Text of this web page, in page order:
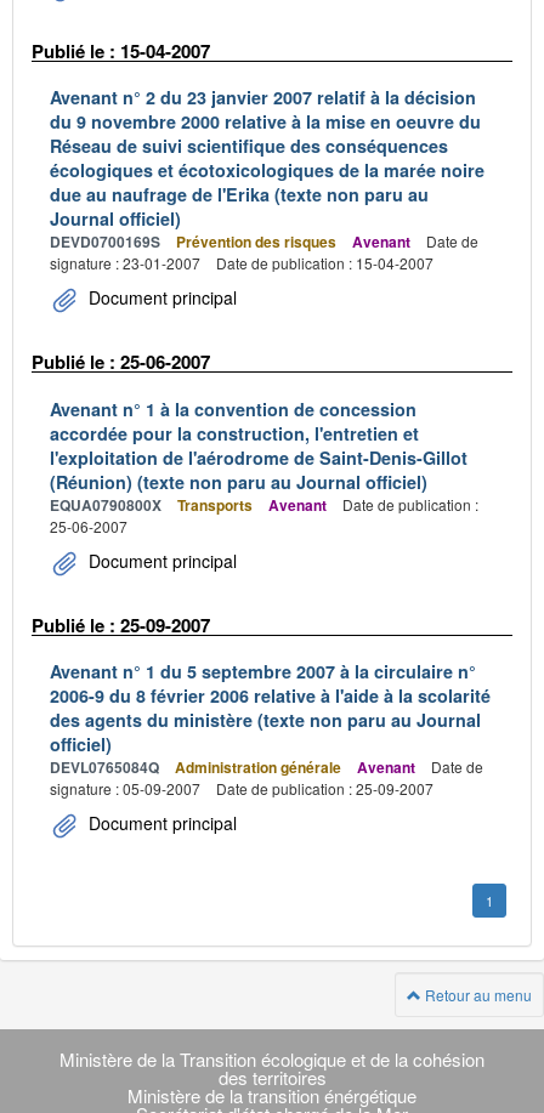
Publié le : 15-04-2007
Avenant n° 2 du 23 janvier 2007 relatif à la décision
du 9 novembre 2000 relative à la mise en oeuvre du
Réseau de suivi scientifique des conséquences
écologiques et écotoxicologiques de la marée noire
due au naufrage de l'Erika (texte non paru au
Journal officiel)
DEVD0700169S Prévention des risques Avenant
Date de
signature : 23-01-2007
Date de publication : 15-04-2007
Document principal
Publié le : 25-06-2007
Avenant n° 1 à la convention de concession
accordée pour la construction, l'entretien et
l'exploitation de l'aérodrome de Saint-Denis-Gillot
(Réunion) (texte non paru au Journal officiel)
EQUA0790800X Transports Avenant
Date de publication :
25-06-2007
Document principal
Publié le : 25-09-2007
Avenant n° 1 du 5 septembre 2007 à la circulaire n°
2006-9 du 8 février 2006 relative à l'aide à la scolarité
des agents du ministère (texte non paru au Journal
officiel)
DEVL0765084Q Administration générale Avenant
Date de
signature : 05-09-2007
Date de publication : 25-09-2007
Document principal
1
Retour au menu
Navigation
transverse
Ministère de la Transition écologique et de la cohésion
des territoires
Ministère de la transition énérgétique